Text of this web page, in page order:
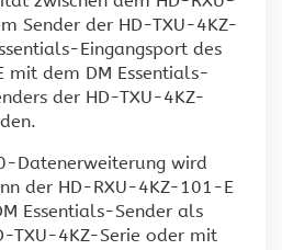
Sender der HD-TXU-4KZ-
Eingangsport des
dem DM Essentials-
der HD-TXU-4KZ-
Datenerweiterung wird
der HD-RXU-4KZ-101-E
Essentials-Sender als
TXU-4KZ-Serie oder mit